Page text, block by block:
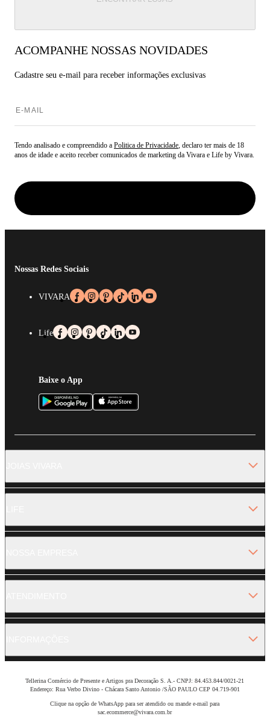
ACOMPANHE NOSSAS NOVIDADES
Cadastre seu e-mail para receber informações exclusivas
Tendo analisado e compreendido a Politica de Privacidade, declaro ter mais de 18
anos de idade e aceito receber comunicados de marketing da Vivara e Life by Vivara.
Nossas Redes Sociais
VIVARA
Life
Baixe o App
Tellerina Comércio de Presente e Artigos pra Decoração S. A.- CNPJ: 84.453.844/0021-21
Endereço: Rua Verbo Divino - Chácara Santo Antonio /SÃO PAULO CEP 04.719-901
Clique na opção de WhatsApp para ser atendido ou mande e-mail para
sac.ecommerce@vivara.com.br